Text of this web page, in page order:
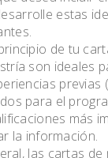
estas
de tu
son ideales
previas
para el
más
la información.
las cartas